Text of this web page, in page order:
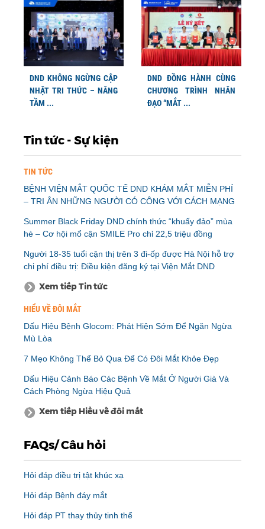
DND KHÔNG NGỪNG CẬP
NHẬT TRI THỨC – NÂNG
TẦM ...
DND ĐỒNG HÀNH CÙNG
CHƯƠNG TRÌNH NHÂN
ĐẠO “MẮT ...
Tin tức - Sự kiện
TIN TỨC
BỆNH VIỆN MẮT QUỐC TẾ DND KHÁM MẮT MIỄN PHÍ
– TRI ÂN NHỮNG NGƯỜI CÓ CÔNG VỚI CÁCH MẠNG
Summer Black Friday DND chính thức “khuấy đảo” mùa
hè – Cơ hội mổ cận SMILE Pro chỉ 22,5 triệu đồng
Người 18-35 tuổi cận thị trên 3 đi-ốp được Hà Nội hỗ trợ
chi phí điều trị: Điều kiện đăng ký tại Viện Mắt DND
Xem tiếp Tin tức
HIỂU VỀ ĐÔI MẮT
Dấu Hiệu Bệnh Glocom: Phát Hiện Sớm Để Ngăn Ngừa
Mù Lòa
7 Mẹo Không Thể Bỏ Qua Để Có Đôi Mắt Khỏe Đẹp
Dấu Hiệu Cảnh Báo Các Bệnh Về Mắt Ở Người Già Và
Cách Phòng Ngừa Hiệu Quả
Xem tiếp Hiểu về đôi mắt
FAQs/ Câu hỏi
Hỏi đáp điều trị tật khúc xạ
Hỏi đáp Bệnh đáy mắt
Hỏi đáp PT thay thủy tinh thể